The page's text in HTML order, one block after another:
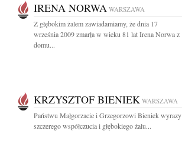
IRENA NORWA WARSZAWA
Z głębokim żalem zawiadamiamy, że dnia 17
września 2009 zmarła w wieku 81 lat Irena Norwa z
domu...
KRZYSZTOF BIENIEK WARSZAWA
Państwu Małgorzacie i Grzegorzowi Bieniek wyrazy
szczerego współczucia i głębokiego żalu...